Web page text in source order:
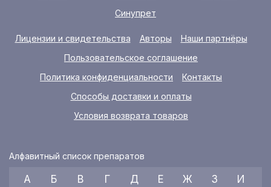
Синупрет
Лицензии и свидетельства Авторы
Наши партнёры
Пользовательское соглашение
Политика конфиденциальности
Контакты
Способы доставки и оплаты
Условия возврата товаров
Алфавитный список препаратов
А Б В Г Д Е Ж З И